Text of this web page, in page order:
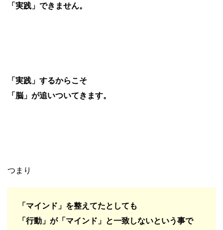
「実践」できません。
「実践」するからこそ
「脳」が追いついてきます。
つまり
「マインド」を整えてたとしても
「行動」が「マインド」と一致しないという事で